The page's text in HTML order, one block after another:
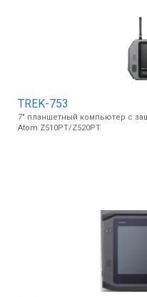
TREK-753
7" планшетный компьютер с
Atom Z510PT/Z520PT